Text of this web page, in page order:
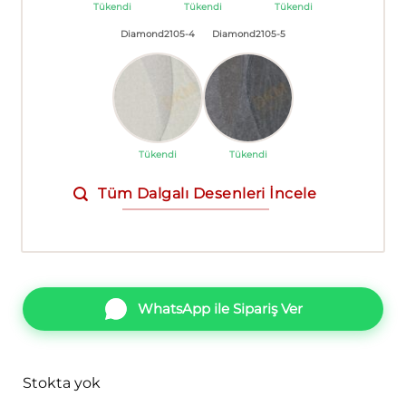
Tükendi Tükendi Tükendi
Diamond2105-4
Tükendi
Diamond2105-5
Tükendi
Tüm Dalgalı Desenleri İncele
WhatsApp ile Sipariş Ver
Stokta yok